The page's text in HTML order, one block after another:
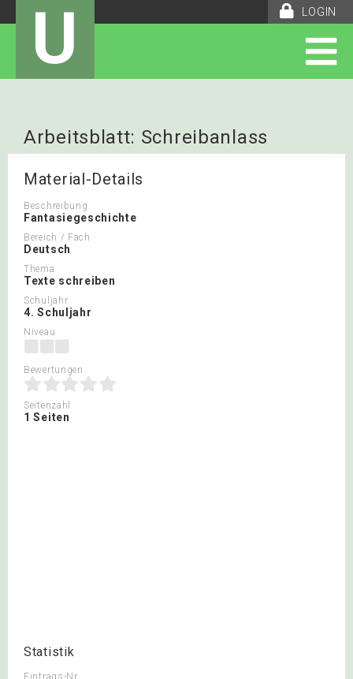
LOGIN
U
Arbeitsblatt: Schreibanlass
Material-Details
Beschreibung
Fantasiegeschichte
Bereich / Fach
Deutsch
Thema
Texte schreiben
Schuljahr
4. Schuljahr
Niveau
Bewertungen
Seitenzahl
1 Seiten
Statistik
Eintrags-Nr.